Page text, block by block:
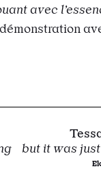
avec
but it was